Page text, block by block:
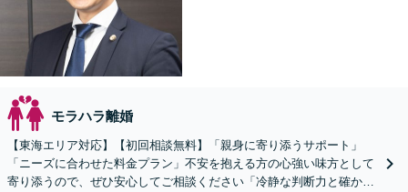
モラハラ離婚
【東海エリア対応】【初回相談無料】「親身に寄り添うサポート」
「ニーズに合わせた料金プラン」不安を抱える方の心強い味方として
寄り添うので、ぜひ安心してご相談ください「冷静な判断力と確かな